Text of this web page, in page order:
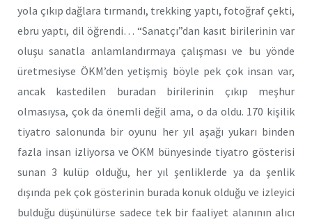
yola çıkıp dağlara tırmandı, trekking yaptı, fotoğraf çekti,
ebru yaptı, dil öğrendi… “Sanatçı”dan kasıt birilerinin var
oluşu sanatla anlamlandırmaya çalışması ve bu yönde
üretmesiyse ÖKM’den yetişmiş böyle pek çok insan var,
ancak kastedilen buradan birilerinin çıkıp meşhur
olmasıysa, çok da önemli değil ama, o da oldu. 170 kişilik
tiyatro salonunda bir oyunu her yıl aşağı yukarı binden
fazla insan izliyorsa ve ÖKM bünyesinde tiyatro gösterisi
sunan 3 kulüp olduğu, her yıl şenliklerde ya da şenlik
dışında pek çok gösterinin burada konuk olduğu ve izleyici
bulduğu düşünülürse sadece tek bir faaliyet alanının alıcı